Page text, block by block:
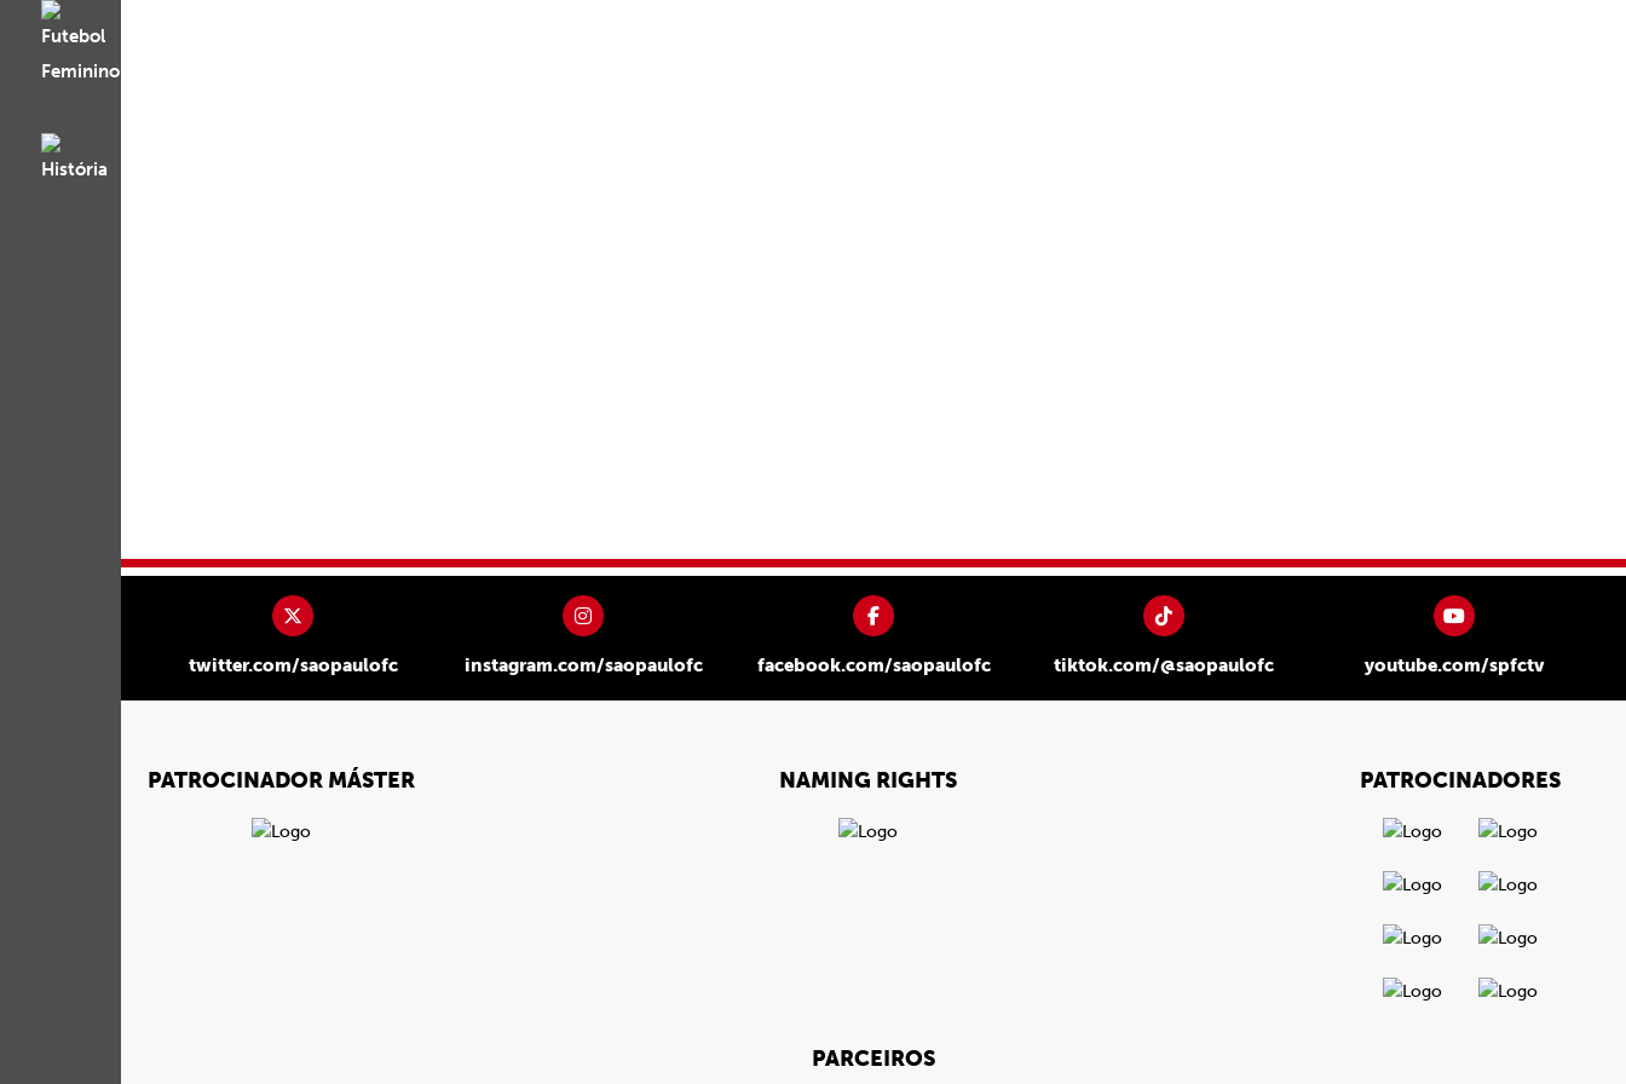
twitter.com/saopaulofc instagram.com/saopaulofc facebook.com/saopaulofc tiktok.com/@saopaulofc youtube.com/spfctv
PATROCINADOR MÁSTER NAMING RIGHTS PATROCINADORES
PARCEIROS